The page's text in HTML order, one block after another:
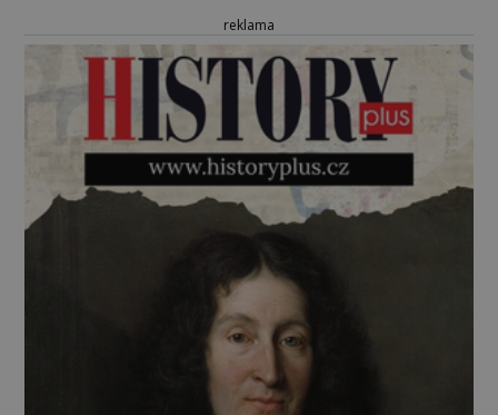
reklama